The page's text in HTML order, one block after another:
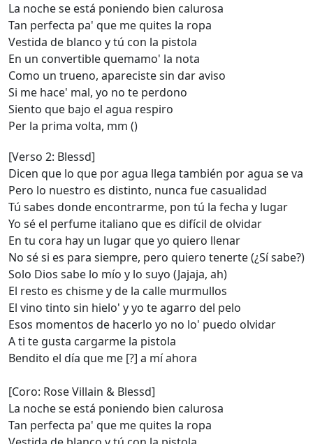
La noche se está poniendo bien calurosa
Tan perfecta pa' que me quites la ropa
Vestida de blanco y tú con la pistola
En un convertible quemamo' la nota
Como un trueno, apareciste sin dar aviso
Si me hace' mal, yo no te perdono
Siento que bajo el agua respiro
Per la prima volta, mm ()
[Verso 2: Blessd]
Dicen que lo que por agua llega también por agua se va
Pero lo nuestro es distinto, nunca fue casualidad
Tú sabes donde encontrarme, pon tú la fecha y lugar
Yo sé el perfume italiano que es difícil de olvidar
En tu cora hay un lugar que yo quiero llenar
No sé si es para siempre, pero quiero tenerte (¿Sí sabe?)
Solo Dios sabe lo mío y lo suyo (Jajaja, ah)
El resto es chisme y de la calle murmullos
El vino tinto sin hielo' y yo te agarro del pelo
Esos momentos de hacerlo yo no lo' puedo olvidar
A ti te gusta cargarme la pistola
Bendito el día que me [?] a mí ahora
[Coro: Rose Villain & Blessd]
La noche se está poniendo bien calurosa
Tan perfecta pa' que me quites la ropa